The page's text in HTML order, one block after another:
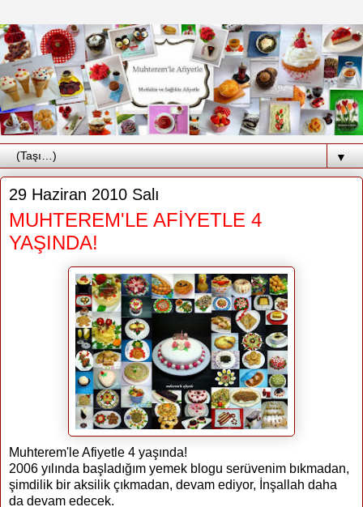
▼
29 Haziran 2010 Salı
MUHTEREM'LE AFİYETLE 4
YAŞINDA!
Muhterem'le Afiyetle 4 yaşında!
2006 yılında başladığım yemek blogu serüvenim bıkmadan,
şimdilik bir aksilik çıkmadan, devam ediyor, İnşallah daha
da devam edecek.